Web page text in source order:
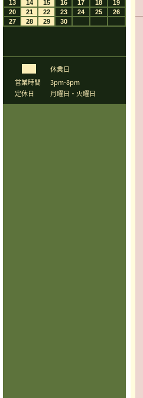
休業日
営業時間
3pm-8pm
定休日
月曜日・火曜日